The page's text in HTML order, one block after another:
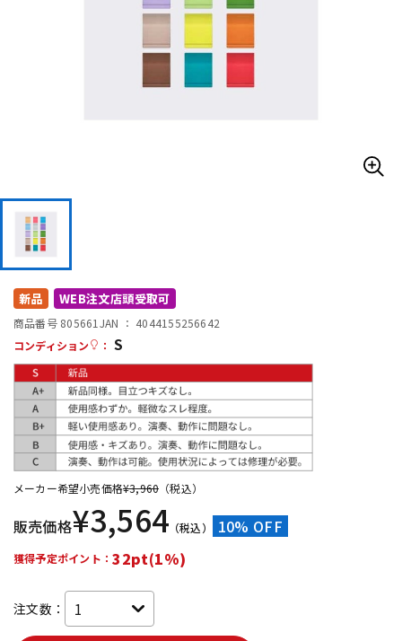
配信/ライブ機器
新品 WEB注文店頭受取可
商品番号 805661 JAN ： 4044155256642
コンディション
： S
メーカー希望小売価格¥3,960 （税込）
販売価格¥3,564 （税込） 10% OFF
獲得予定ポイント：32pt(1%)
注文数：